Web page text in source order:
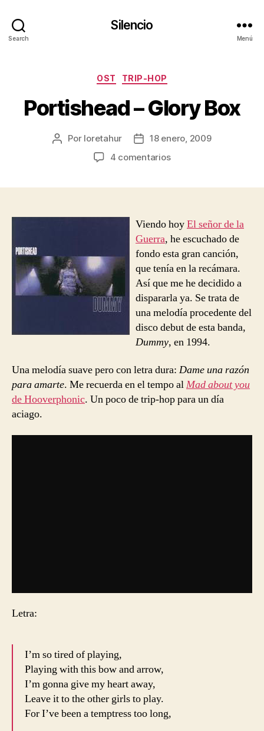
Search
Silencio
Menú
Categorías
OST TRIP-HOP
Portishead – Glory Box
Autor
Por loretahur
Fecha18 enero, 2009
4 comentariosen
Viendo hoyEl señor de la
Guerra, he escuchado de
fondo esta gran canción,
que tenía en la recámara.
Así que me he decidido a
dispararla ya. Se trata de
una melodía procedente del
disco debut de esta banda,
Dummy, en 1994.
Una melodía suave pero con letra dura: Dame una razón
para amarte. Me recuerda en el tempo alMad about you
de Hooverphonic. Un poco de trip-hop para un día
aciago.
Letra:
I’m so tired of playing,
Playing with this bow and arrow,
I’m gonna give my heart away,
Leave it to the other girls to play.
For I’ve been a temptress too long,